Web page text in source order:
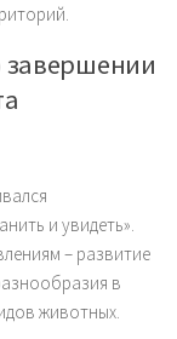
завершении
и увидеть».
– развитие
в
животных.